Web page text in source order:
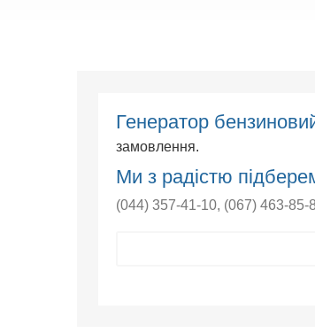
Генератор
замовлення.
Ми з радістю
(044) 357-41-10, (067) 463-85-